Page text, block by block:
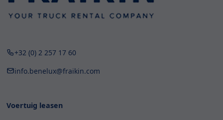
+32 (0) 2 257 17 60
info.benelux@fraikin.com
Voertuig leasen